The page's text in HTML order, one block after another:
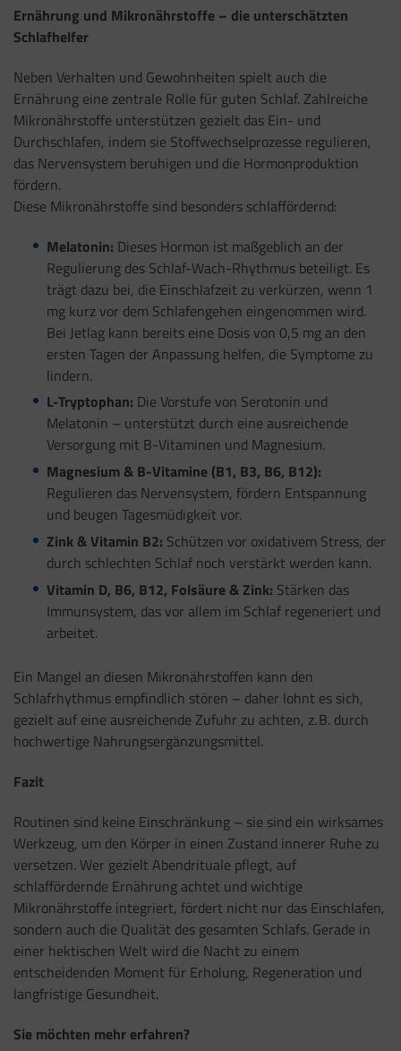
Ernährung und Mikronährstoffe – die unterschätzten
Schlafhelfer
Neben Verhalten und Gewohnheiten spielt auch die
Ernährung eine zentrale Rolle für guten Schlaf. Zahlreiche
Mikronährstoffe unterstützen gezielt das Ein- und
Durchschlafen, indem sie Stoffwechselprozesse regulieren,
das Nervensystem beruhigen und die Hormonproduktion
fördern.
Diese Mikronährstoffe sind besonders schlaffördernd:
Melatonin: Dieses Hormon ist maßgeblich an der
Regulierung des Schlaf-Wach-Rhythmus beteiligt. Es
trägt dazu bei, die Einschlafzeit zu verkürzen, wenn 1
mg kurz vor dem Schlafengehen eingenommen wird.
Bei Jetlag kann bereits eine Dosis von 0,5 mg an den
ersten Tagen der Anpassung helfen, die Symptome zu
lindern.
L-Tryptophan: Die Vorstufe von Serotonin und
Melatonin – unterstützt durch eine ausreichende
Versorgung mit B-Vitaminen und Magnesium.
Magnesium & B-Vitamine (B1, B3, B6, B12):
Regulieren das Nervensystem, fördern Entspannung
und beugen Tagesmüdigkeit vor.
Zink & Vitamin B2: Schützen vor oxidativem Stress, der
durch schlechten Schlaf noch verstärkt werden kann.
Vitamin D, B6, B12, Folsäure & Zink: Stärken das
Immunsystem, das vor allem im Schlaf regeneriert und
arbeitet.
Ein Mangel an diesen Mikronährstoffen kann den
Schlafrhythmus empfindlich stören – daher lohnt es sich,
gezielt auf eine ausreichende Zufuhr zu achten, z. B. durch
hochwertige Nahrungsergänzungsmittel.
Fazit
Routinen sind keine Einschränkung – sie sind ein wirksames
Werkzeug, um den Körper in einen Zustand innerer Ruhe zu
versetzen. Wer gezielt Abendrituale pflegt, auf
schlaffördernde Ernährung achtet und wichtige
Mikronährstoffe integriert, fördert nicht nur das Einschlafen,
sondern auch die Qualität des gesamten Schlafs. Gerade in
einer hektischen Welt wird die Nacht zu einem
entscheidenden Moment für Erholung, Regeneration und
langfristige Gesundheit.
Sie möchten mehr erfahren?